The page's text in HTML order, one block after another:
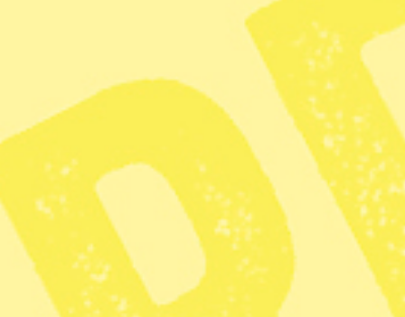
Drygt 40 miljoner kronor fördelas nu till
jämställdhetsinsatser i socioekonomiskt
utsatta områden. Totalt får 17
organisationer stöd för att stärka flickors
och kvinnors ställning.
Kim Richter
Tack för att du läser – så här